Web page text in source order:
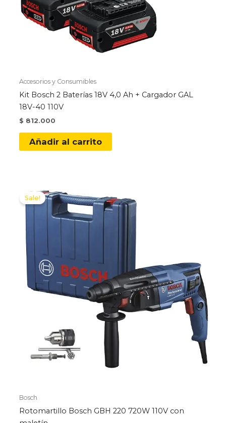
Accesorios y Consumibles
Kit Bosch 2 Baterías 18V 4,0 Ah + Cargador GAL
18V-40 110V
$ 812.000
Añadir al carrito
Sale!
Bosch
Rotomartillo Bosch GBH 220 720W 110V con